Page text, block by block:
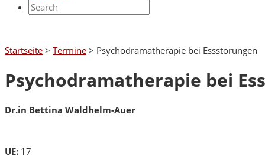
Startseite > Termine > Psychodramatherapie bei Essstörungen
Psychodramatherapie bei
Dr.in Bettina Waldhelm-Auer
UE: 17